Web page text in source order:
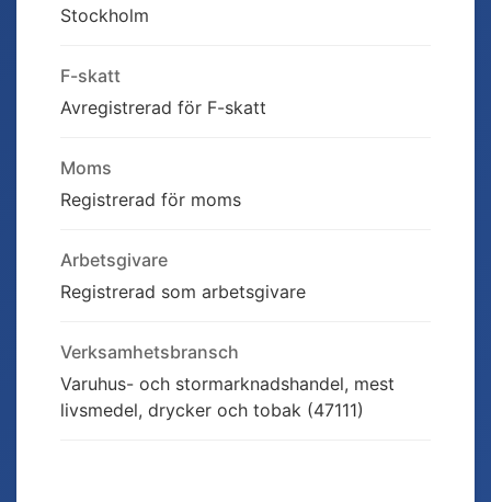
Stockholm
F-skatt
Avregistrerad för F-skatt
Moms
Registrerad för moms
Arbetsgivare
Registrerad som arbetsgivare
Verksamhetsbransch
Varuhus- och stormarknadshandel, mest
livsmedel, drycker och tobak (47111)